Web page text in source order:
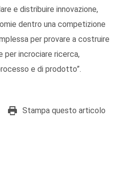
e distribuire innovazione,
dentro una competizione
per provare a costruire
per incrociare ricerca,
e di prodotto”.
Stampa questo articolo